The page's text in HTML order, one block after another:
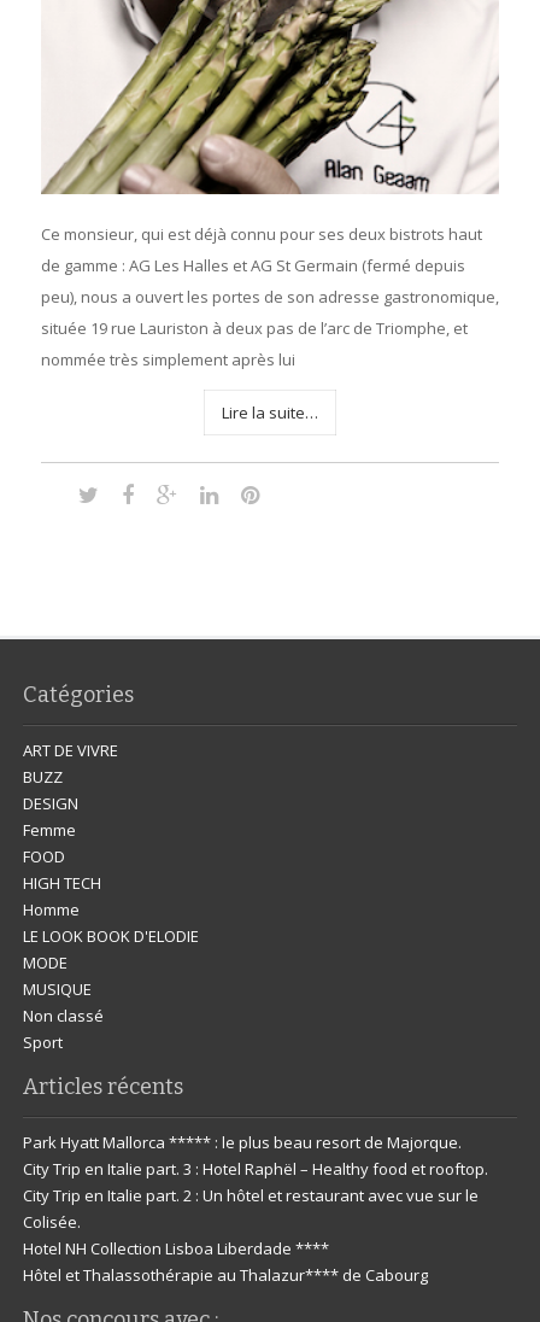
Ce monsieur, qui est déjà connu pour ses deux bistrots haut
de gamme : AG Les Halles et AG St Germain (fermé depuis
peu), nous a ouvert les portes de son adresse gastronomique,
située 19 rue Lauriston à deux pas de l’arc de Triomphe, et
nommée très simplement après lui
Lire la suite…
Catégories
ART DE VIVRE
BUZZ
DESIGN
Femme
FOOD
HIGH TECH
Homme
LE LOOK BOOK D'ELODIE
MODE
MUSIQUE
Non classé
Sport
Articles récents
Park Hyatt Mallorca ***** : le plus beau resort de Majorque.
City Trip en Italie part. 3 : Hotel Raphël – Healthy food et rooftop.
City Trip en Italie part. 2 : Un hôtel et restaurant avec vue sur le
Colisée.
Hotel NH Collection Lisboa Liberdade ****
Hôtel et Thalassothérapie au Thalazur**** de Cabourg